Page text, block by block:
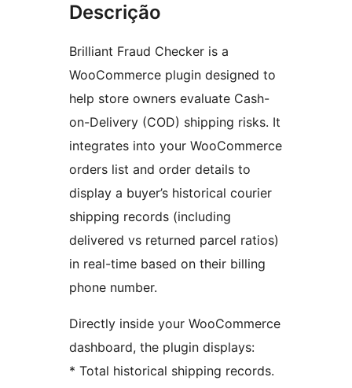
Descrição
Brilliant Fraud Checker is a
WooCommerce plugin designed to
help store owners evaluate Cash-
on-Delivery (COD) shipping risks. It
integrates into your WooCommerce
orders list and order details to
display a buyer’s historical courier
shipping records (including
delivered vs returned parcel ratios)
in real-time based on their billing
phone number.
Directly inside your WooCommerce
dashboard, the plugin displays:
* Total historical shipping records.